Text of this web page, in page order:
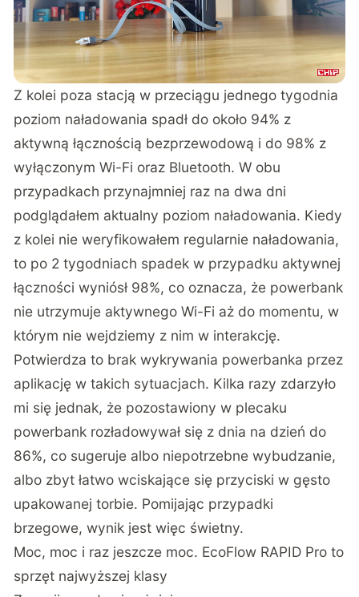
Z kolei poza stacją w przeciągu jednego tygodnia
poziom naładowania spadł do około 94% z
aktywną łącznością bezprzewodową i do 98% z
wyłączonym Wi-Fi oraz Bluetooth. W obu
przypadkach przynajmniej raz na dwa dni
podglądałem aktualny poziom naładowania. Kiedy
z kolei nie weryfikowałem regularnie naładowania,
to po 2 tygodniach spadek w przypadku aktywnej
łączności wyniósł 98%, co oznacza, że powerbank
nie utrzymuje aktywnego Wi-Fi aż do momentu, w
którym nie wejdziemy z nim w interakcję.
Potwierdza to brak wykrywania powerbanka przez
aplikację w takich sytuacjach. Kilka razy zdarzyło
mi się jednak, że pozostawiony w plecaku
powerbank rozładowywał się z dnia na dzień do
86%, co sugeruje albo niepotrzebne wybudzanie,
albo zbyt łatwo wciskające się przyciski w gęsto
upakowanej torbie. Pomijając przypadki
brzegowe, wynik jest więc świetny.
Moc, moc i raz jeszcze moc. EcoFlow RAPID Pro to
sprzęt najwyższej klasy